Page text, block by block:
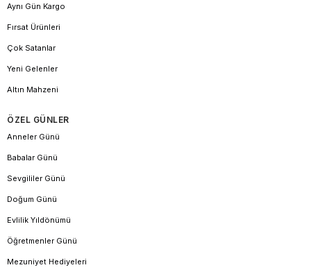
Aynı Gün Kargo
Fırsat Ürünleri
Çok Satanlar
Yeni Gelenler
Altın Mahzeni
ÖZEL GÜNLER
Anneler Günü
Babalar Günü
Sevgililer Günü
Doğum Günü
Evlilik Yıldönümü
Öğretmenler Günü
Mezuniyet Hediyeleri